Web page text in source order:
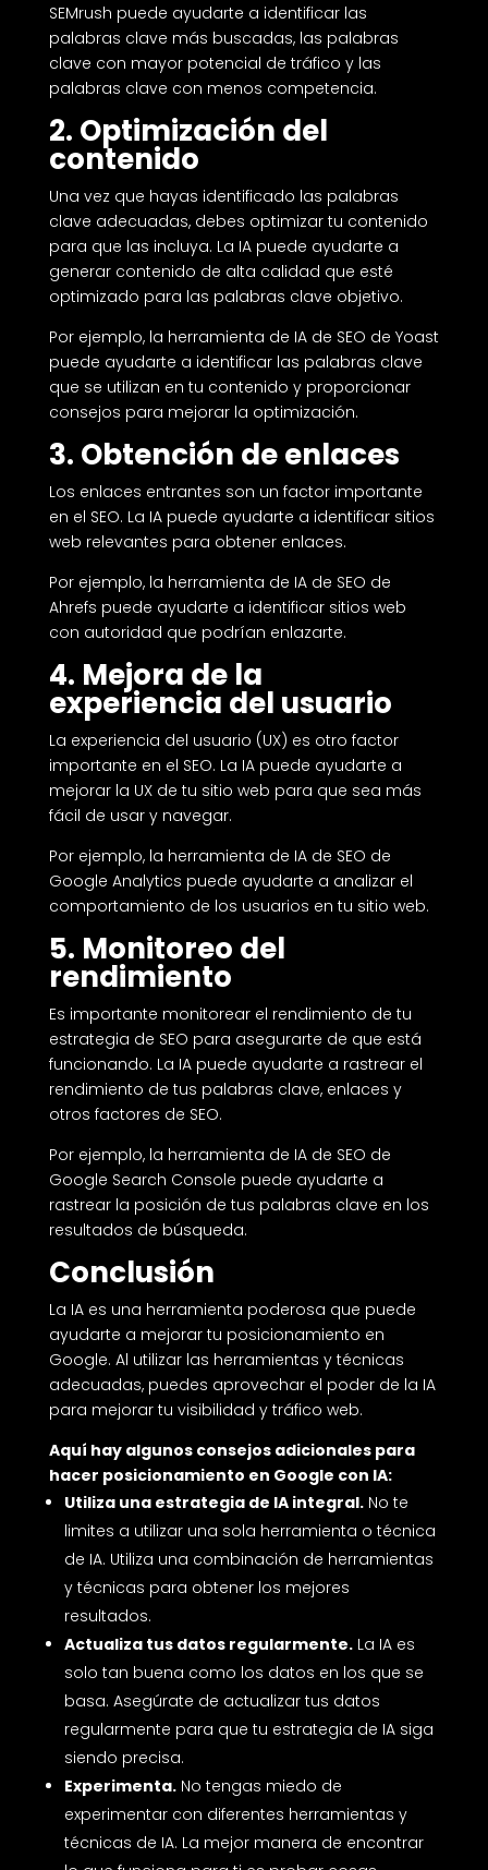
SEMrush puede ayudarte a identificar las
palabras clave más buscadas, las palabras
clave con mayor potencial de tráfico y las
palabras clave con menos competencia.
2. Optimización del
contenido
Una vez que hayas identificado las palabras
clave adecuadas, debes optimizar tu contenido
para que las incluya. La IA puede ayudarte a
generar contenido de alta calidad que esté
optimizado para las palabras clave objetivo.
Por ejemplo, la herramienta de IA de SEO de Yoast
puede ayudarte a identificar las palabras clave
que se utilizan en tu contenido y proporcionar
consejos para mejorar la optimización.
3. Obtención de enlaces
Los enlaces entrantes son un factor importante
en el SEO. La IA puede ayudarte a identificar sitios
web relevantes para obtener enlaces.
Por ejemplo, la herramienta de IA de SEO de
Ahrefs puede ayudarte a identificar sitios web
con autoridad que podrían enlazarte.
4. Mejora de la
experiencia del usuario
La experiencia del usuario (UX) es otro factor
importante en el SEO. La IA puede ayudarte a
mejorar la UX de tu sitio web para que sea más
fácil de usar y navegar.
Por ejemplo, la herramienta de IA de SEO de
Google Analytics puede ayudarte a analizar el
comportamiento de los usuarios en tu sitio web.
5. Monitoreo del
rendimiento
Es importante monitorear el rendimiento de tu
estrategia de SEO para asegurarte de que está
funcionando. La IA puede ayudarte a rastrear el
rendimiento de tus palabras clave, enlaces y
otros factores de SEO.
Por ejemplo, la herramienta de IA de SEO de
Google Search Console puede ayudarte a
rastrear la posición de tus palabras clave en los
resultados de búsqueda.
Conclusión
La IA es una herramienta poderosa que puede
ayudarte a mejorar tu posicionamiento en
Google. Al utilizar las herramientas y técnicas
adecuadas, puedes aprovechar el poder de la IA
para mejorar tu visibilidad y tráfico web.
Aquí hay algunos consejos adicionales para
hacer posicionamiento en Google con IA:
Utiliza una estrategia de IA integral.No te
limites a utilizar una sola herramienta o técnica
de IA. Utiliza una combinación de herramientas
y técnicas para obtener los mejores
resultados.
Actualiza tus datos regularmente.La IA es
solo tan buena como los datos en los que se
basa. Asegúrate de actualizar tus datos
regularmente para que tu estrategia de IA siga
siendo precisa.
Experimenta.No tengas miedo de
experimentar con diferentes herramientas y
técnicas de IA. La mejor manera de encontrar